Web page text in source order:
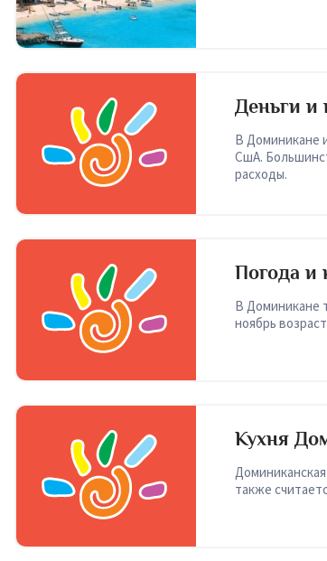
Деньги и
В Доминикане
СшА.
расходы.
Погода и
В Доминикане
ноябрь
Кухня
также